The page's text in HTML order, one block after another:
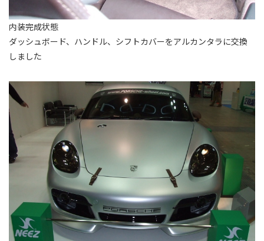
内装完成状態
ダッシュボード、ハンドル、シフトカバーをアルカンタラに交換
しました